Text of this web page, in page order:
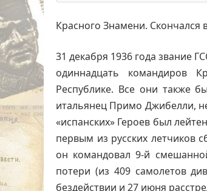
Красного Знамени. Скончался
31 декабря 1936 года звание
одиннадцать командиров
Республике. Все они также
итальянец Примо Джибелли,
«испанских» Героев был
первым из русских летчиков
он командовал 9-й
потери (из 409 самолетов
бездействии и 27 июня